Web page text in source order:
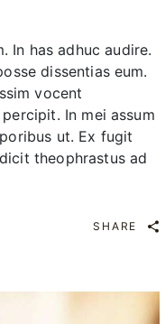
In has adhuc audire.
dissentias eum.
vocent
In mei assum
ut. Ex fugit
theophrastus ad
SHARE